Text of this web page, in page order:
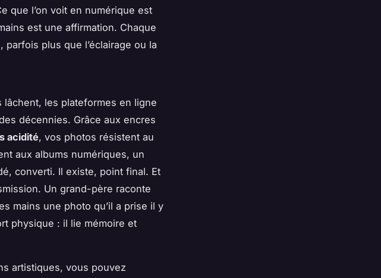
que l’on voit en numérique est
est une affirmation. Chaque
plus que l’éclairage ou la
les plateformes en ligne
décennies. Grâce aux encres
acidité, vos photos résistent au
aux albums numériques, un
converti. Il existe, point final. Et
Un grand-père raconte
mains une photo qu’il a prise il y
physique : il lie mémoire et
artistiques, vous pouvez